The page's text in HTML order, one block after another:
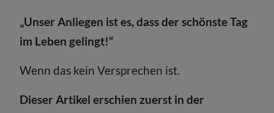
„Unser Anliegen ist es, dass der schönste Tag
im Leben gelingt!“
Wenn das kein Versprechen ist.
Dieser Artikel erschien zuerst in der